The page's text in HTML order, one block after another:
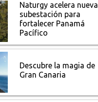
Naturgy acelera nueva
subestación para
fortalecer Panamá
Pacífico
Descubre la magia de
Gran Canaria